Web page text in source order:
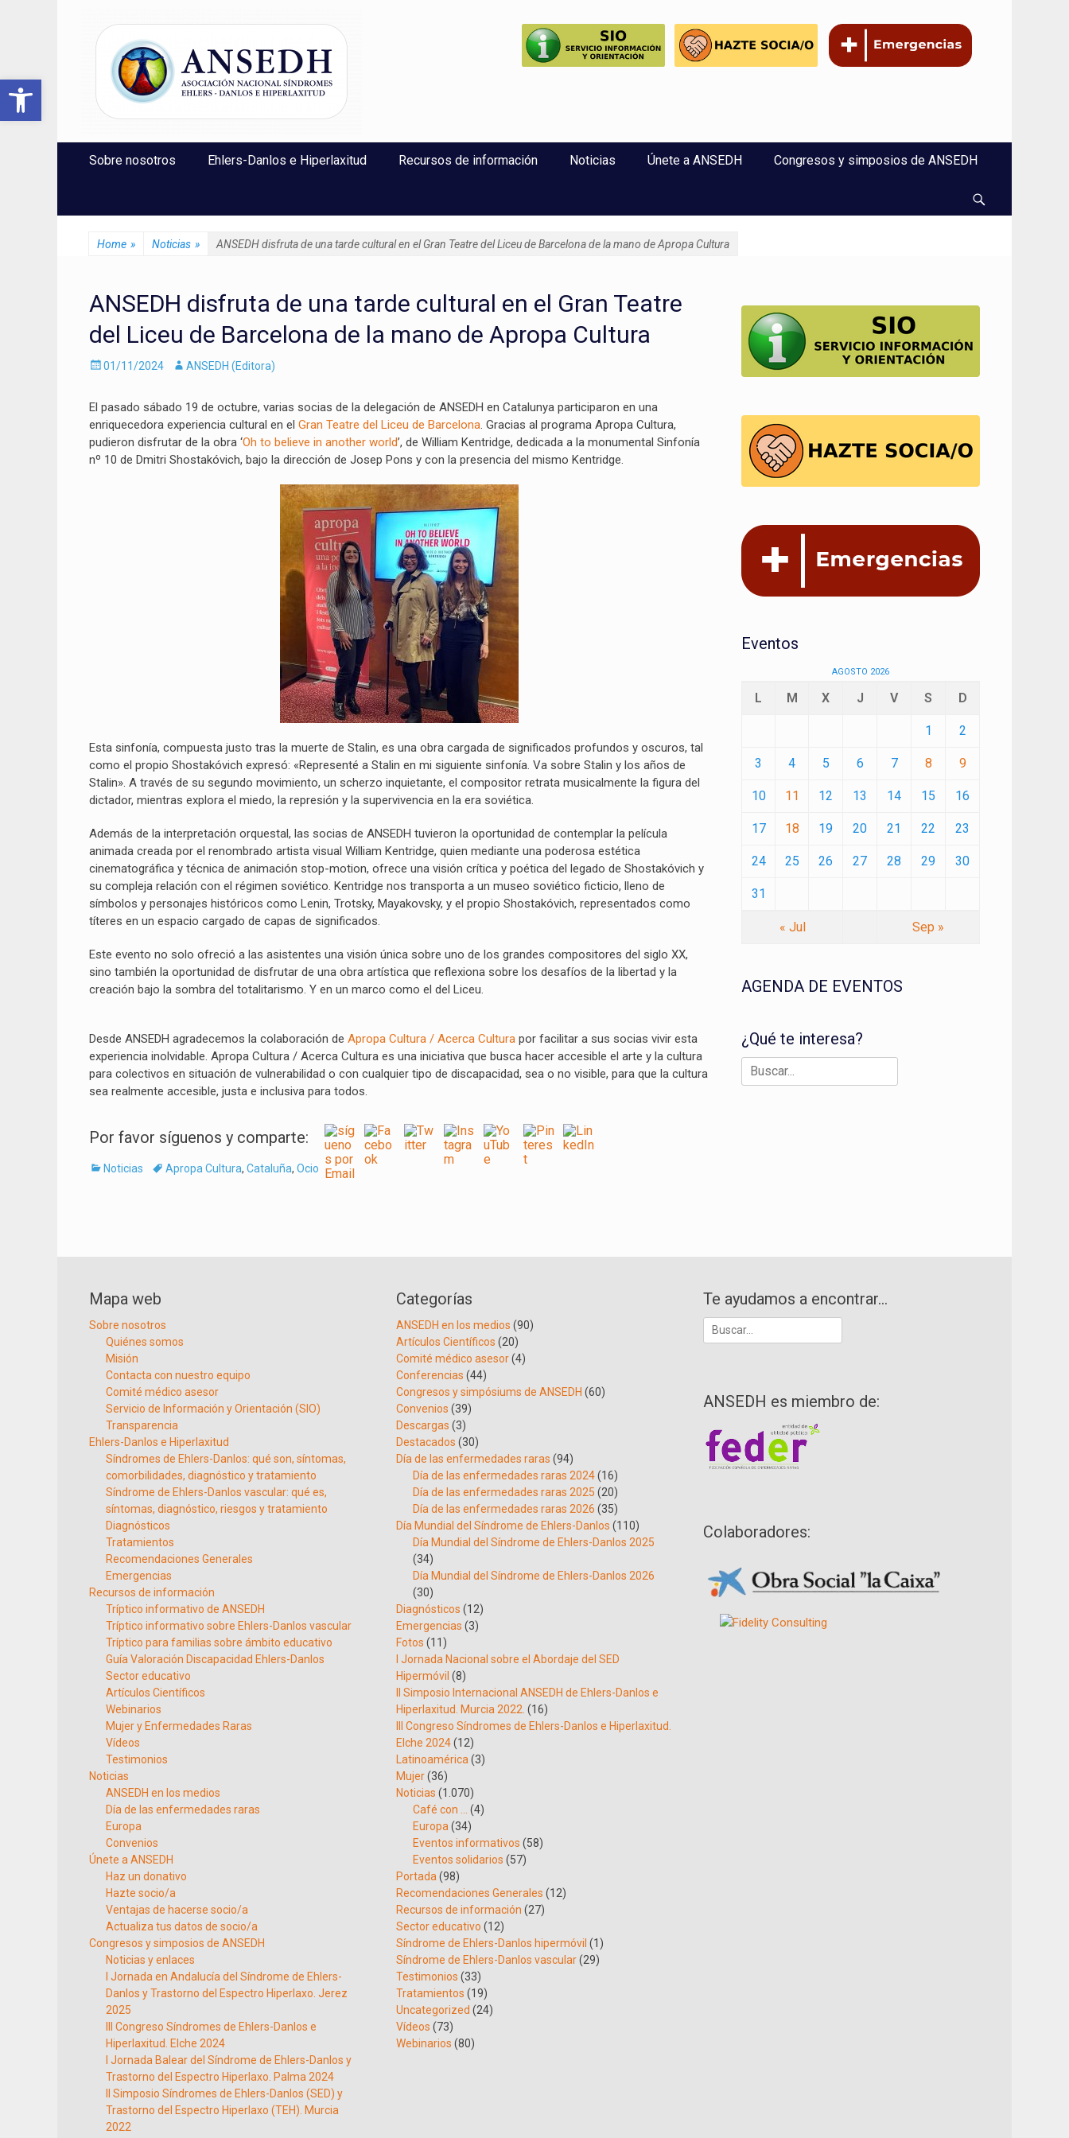
Abrir barra de herramientas
ANSEDH
Menú Principal
Sobre nosotros Ehlers-Danlos e Hiperlaxitud Recursos de información Noticias Únete a ANSEDH Congresos y simposios de ANSEDH
Home » Noticias » ANSEDH disfruta de una tarde cultural en el Gran Teatre del Liceu de Barcelona de la mano de Apropa Cultura
ANSEDH disfruta de una tarde cultural en el Gran Teatre
del Liceu de Barcelona de la mano de Apropa Cultura
Enviado
01/11/2024 AutorANSEDH (Editora)
El pasado sábado 19 de octubre, varias socias de la delegación de ANSEDH en Catalunya participaron en una
enriquecedora experiencia cultural en el Gran Teatre del Liceu de Barcelona. Gracias al programa Apropa Cultura,
pudieron disfrutar de la obra ‘Oh to believe in another world’, de William Kentridge, dedicada a la monumental Sinfonía
nº 10 de Dmitri Shostakóvich, bajo la dirección de Josep Pons y con la presencia del mismo Kentridge.
Esta sinfonía, compuesta justo tras la muerte de Stalin, es una obra cargada de significados profundos y oscuros, tal
como el propio Shostakóvich expresó: «Representé a Stalin en mi siguiente sinfonía. Va sobre Stalin y los años de
Stalin». A través de su segundo movimiento, un scherzo inquietante, el compositor retrata musicalmente la figura del
dictador, mientras explora el miedo, la represión y la supervivencia en la era soviética.
Además de la interpretación orquestal, las socias de ANSEDH tuvieron la oportunidad de contemplar la película
animada creada por el renombrado artista visual William Kentridge, quien mediante una poderosa estética
cinematográfica y técnica de animación stop-motion, ofrece una visión crítica y poética del legado de Shostakóvich y
su compleja relación con el régimen soviético. Kentridge nos transporta a un museo soviético ficticio, lleno de
símbolos y personajes históricos como Lenin, Trotsky, Mayakovsky, y el propio Shostakóvich, representados como
títeres en un espacio cargado de capas de significados.
Este evento no solo ofreció a las asistentes una visión única sobre uno de los grandes compositores del siglo XX,
sino también la oportunidad de disfrutar de una obra artística que reflexiona sobre los desafíos de la libertad y la
creación bajo la sombra del totalitarismo. Y en un marco como el del Liceu.
Desde ANSEDH agradecemos la colaboración de Apropa Cultura / Acerca Cultura por facilitar a sus socias vivir esta
experiencia inolvidable. Apropa Cultura / Acerca Cultura es una iniciativa que busca hacer accesible el arte y la cultura
para colectivos en situación de vulnerabilidad o con cualquier tipo de discapacidad, sea o no visible, para que la cultura
sea realmente accesible, justa e inclusiva para todos.
Por favor síguenos y comparte:
Categorías
Noticias TagsApropa Cultura, Cataluña, Ocio
entradas
Eventos
AGOSTO 2026
L M X J V S D
1 2
3 4 5 6 7 8 9
10 11 12 13 14 15 16
17 18 19 20 21 22 23
24 25 26 27 28 29 30
31
« Jul Sep »
AGENDA DE EVENTOS
¿Qué te interesa?
Buscar:
Mapa web
Sobre nosotros
Quiénes somos
Misión
Contacta con nuestro equipo
Comité médico asesor
Servicio de Información y Orientación (SIO)
Transparencia
Ehlers-Danlos e Hiperlaxitud
Síndromes de Ehlers-Danlos: qué son, síntomas,
comorbilidades, diagnóstico y tratamiento
Síndrome de Ehlers-Danlos vascular: qué es,
síntomas, diagnóstico, riesgos y tratamiento
Diagnósticos
Tratamientos
Recomendaciones Generales
Emergencias
Recursos de información
Tríptico informativo de ANSEDH
Tríptico informativo sobre Ehlers-Danlos vascular
Tríptico para familias sobre ámbito educativo
Guía Valoración Discapacidad Ehlers-Danlos
Sector educativo
Artículos Científicos
Webinarios
Mujer y Enfermedades Raras
Vídeos
Testimonios
Noticias
ANSEDH en los medios
Día de las enfermedades raras
Europa
Convenios
Únete a ANSEDH
Haz un donativo
Hazte socio/a
Ventajas de hacerse socio/a
Actualiza tus datos de socio/a
Congresos y simposios de ANSEDH
Noticias y enlaces
I Jornada en Andalucía del Síndrome de Ehlers-
Danlos y Trastorno del Espectro Hiperlaxo. Jerez
2025
III Congreso Síndromes de Ehlers-Danlos e
Hiperlaxitud. Elche 2024
I Jornada Balear del Síndrome de Ehlers-Danlos y
Trastorno del Espectro Hiperlaxo. Palma 2024
II Simposio Síndromes de Ehlers-Danlos (SED) y
Trastorno del Espectro Hiperlaxo (TEH). Murcia
2022
Categorías
ANSEDH en los medios (90)
Artículos Científicos (20)
Comité médico asesor(4)
Conferencias (44)
Congresos y simpósiums de ANSEDH (60)
Convenios (39)
Descargas (3)
Destacados (30)
Día de las enfermedades raras (94)
Día de las enfermedades raras 2024(16)
Día de las enfermedades raras 2025 (20)
Día de las enfermedades raras 2026 (35)
Día Mundial del Síndrome de Ehlers-Danlos (110)
Día Mundial del Síndrome de Ehlers-Danlos 2025
(34)
Día Mundial del Síndrome de Ehlers-Danlos 2026
(30)
Diagnósticos (12)
Emergencias (3)
Fotos (11)
I Jornada Nacional sobre el Abordaje del SED
Hipermóvil (8)
II Simposio Internacional ANSEDH de Ehlers-Danlos e
Hiperlaxitud. Murcia 2022. (16)
III Congreso Síndromes de Ehlers-Danlos e Hiperlaxitud.
Elche 2024(12)
Latinoamérica (3)
Mujer(36)
Noticias (1.070)
Café con …
(4)
Europa (34)
Eventos informativos (58)
Eventos solidarios (57)
Portada (98)
Recomendaciones Generales (12)
Recursos de información (27)
Sector educativo (12)
Síndrome de Ehlers-Danlos hipermóvil (1)
Síndrome de Ehlers-Danlos vascular(29)
Testimonios (33)
Tratamientos (19)
Uncategorized (24)
Vídeos (73)
Webinarios (80)
Te ayudamos a encontrar…
Buscar:
ANSEDH es miembro de:
Colaboradores: